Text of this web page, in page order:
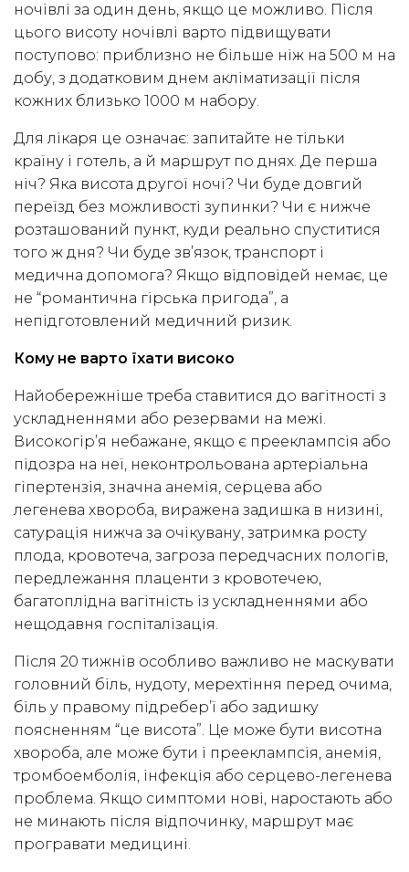
ночівлі за один день, якщо це можливо. Після
цього висоту ночівлі варто підвищувати
поступово: приблизно не більше ніж на 500 м на
добу, з додатковим днем акліматизації після
кожних близько 1000 м набору.
Для лікаря це означає: запитайте не тільки
країну і готель, а й маршрут по днях. Де перша
ніч? Яка висота другої ночі? Чи буде довгий
переїзд без можливості зупинки? Чи є нижче
розташований пункт, куди реально спуститися
того ж дня? Чи буде зв’язок, транспорт і
медична допомога? Якщо відповідей немає, це
не “романтична гірська пригода”, а
непідготовлений медичний ризик.
Кому не варто їхати високо
Найобережніше треба ставитися до вагітності з
ускладненнями або резервами на межі.
Високогір’я небажане, якщо є прееклампсія або
підозра на неї, неконтрольована артеріальна
гіпертензія, значна анемія, серцева або
легенева хвороба, виражена задишка в низині,
сатурація нижча за очікувану, затримка росту
плода, кровотеча, загроза передчасних пологів,
передлежання плаценти з кровотечею,
багатоплідна вагітність із ускладненнями або
нещодавня госпіталізація.
Після 20 тижнів особливо важливо не маскувати
головний біль, нудоту, мерехтіння перед очима,
біль у правому підребер’ї або задишку
поясненням “це висота”. Це може бути висотна
хвороба, але може бути і прееклампсія, анемія,
тромбоемболія, інфекція або серцево-легенева
проблема. Якщо симптоми нові, наростають або
не минають після відпочинку, маршрут має
програвати медицині.